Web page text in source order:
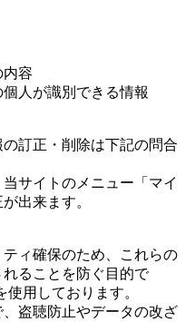
内容
人が識別できる情報
訂正・削除は下記の問合
サイトのメニュー「マイ
出来ます。
ィ確保のため、これらの
ることを防ぐ目的で
使用しております。
盗聴防止やデータの改ざ